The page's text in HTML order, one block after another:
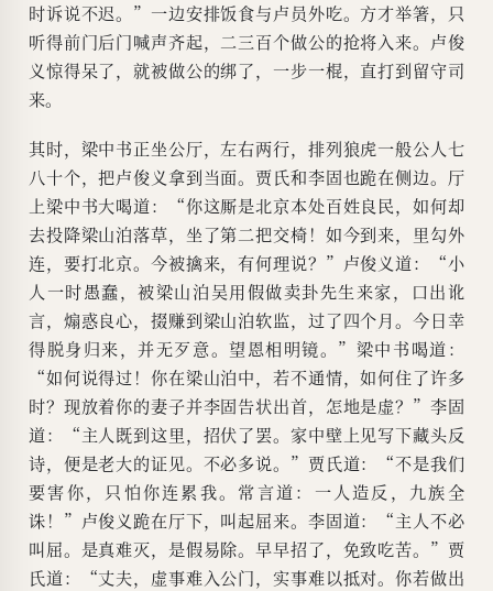
时诉说不迟。”一边安排饭食与卢员外吃。方才举箸，只
听得前门后门喊声齐起，二三百个做公的抢将入来。卢俊
义惊得呆了，就被做公的绑了，一步一棍，直打到留守司
来。
其时，梁中书正坐公厅，左右两行，排列狼虎一般公人七
八十个，把卢俊义拿到当面。贾氏和李固也跪在侧边。厅
上梁中书大喝道：“你这厮是北京本处百姓良民，如何却
去投降梁山泊落草，坐了第二把交椅！如今到来，里勾外
连，要打北京。今被擒来，有何理说？”卢俊义道：“小
人一时愚蠢，被梁山泊吴用假做卖卦先生来家，口出讹
言，煽惑良心，掇赚到梁山泊软监，过了四个月。今日幸
得脱身归来，并无歹意。望恩相明镜。”梁中书喝道：
“如何说得过！你在梁山泊中，若不通情，如何住了许多
时？现放着你的妻子并李固告状出首，怎地是虚？”李固
道：“主人既到这里，招伏了罢。家中壁上见写下藏头反
诗，便是老大的证见。不必多说。”贾氏道：“不是我们
要害你，只怕你连累我。常言道：一人造反，九族全
诛！”卢俊义跪在厅下，叫起屈来。李固道：“主人不必
叫屈。是真难灭，是假易除。早早招了，免致吃苦。”贾
氏道：“丈夫，虚事难入公门，实事难以抵对。你若做出